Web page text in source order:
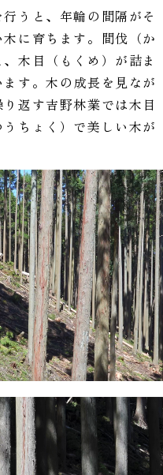
うと、年輪の間隔がそ
に育ちます。間伐（か
木目（もくめ）が詰ま
す。木の成長を見なが
返す吉野林業では木目
うちょく）で美しい木が